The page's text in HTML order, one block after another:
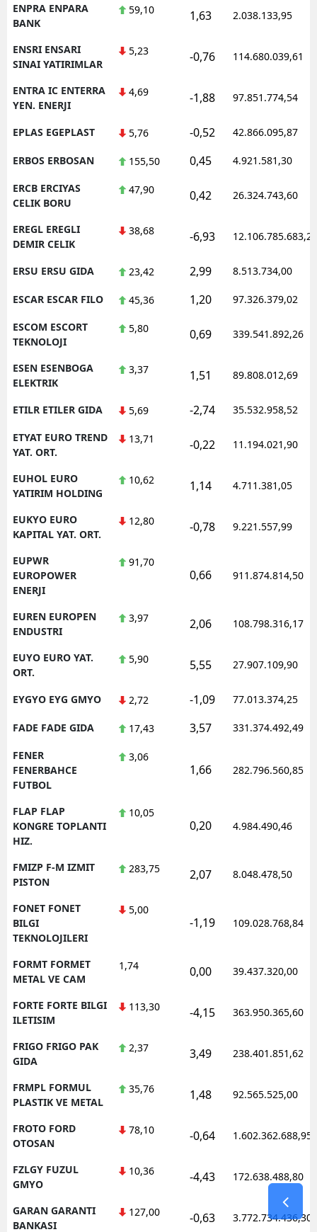
ENPRA ENPARA
BANK
59,10 1,63 2.038.133,95
ENSRI ENSARI
SINAI YATIRIMLAR
5,23 -0,76 114.680.039,61
ENTRA IC ENTERRA
YEN. ENERJI
4,69 -1,88 97.851.774,54
EPLAS EGEPLAST 5,76 -0,52 42.866.095,87
ERBOS ERBOSAN 155,50 0,45 4.921.581,30
ERCB ERCIYAS
CELIK BORU
47,90 0,42 26.324.743,60
EREGL EREGLI
DEMIR CELIK
38,68 -6,93 12.106.785.683,20
ERSU ERSU GIDA 23,42 2,99 8.513.734,00
ESCAR ESCAR FILO 45,36 1,20 97.326.379,02
ESCOM ESCORT
TEKNOLOJI
5,80 0,69 339.541.892,26
ESEN ESENBOGA
ELEKTRIK
3,37 1,51 89.808.012,69
ETILR ETILER GIDA 5,69 -2,74 35.532.958,52
ETYAT EURO TREND
YAT. ORT.
13,71 -0,22 11.194.021,90
EUHOL EURO
YATIRIM HOLDING
10,62 1,14 4.711.381,05
EUKYO EURO
KAPITAL YAT. ORT.
12,80 -0,78 9.221.557,99
EUPWR
EUROPOWER
ENERJI
91,70
0,66 911.874.814,50
EUREN EUROPEN
ENDUSTRI
3,97 2,06 108.798.316,17
EUYO EURO YAT.
ORT.
5,90 5,55 27.907.109,90
EYGYO EYG GMYO 2,72 -1,09 77.013.374,25
FADE FADE GIDA 17,43 3,57 331.374.492,49
FENER
FENERBAHCE
FUTBOL
3,06
1,66 282.796.560,85
FLAP FLAP
KONGRE TOPLANTI
HIZ.
10,05
0,20 4.984.490,46
FMIZP F-M IZMIT
PISTON
283,75 2,07 8.048.478,50
FONET FONET
BILGI
TEKNOLOJILERI
5,00
-1,19 109.028.768,84
FORMT FORMET
METAL VE CAM
1,74 0,00 39.437.320,00
FORTE FORTE BILGI
ILETISIM
113,30 -4,15 363.950.365,60
FRIGO FRIGO PAK
GIDA
2,37 3,49 238.401.851,62
FRMPL FORMUL
PLASTIK VE METAL
35,76 1,48 92.565.525,00
FROTO FORD
OTOSAN
78,10 -0,64 1.602.362.688,95
FZLGY FUZUL
GMYO
10,36 -4,43 172.638.488,80
GARAN GARANTI
BANKASI
127,00 -0,63 3.772.734.436,30